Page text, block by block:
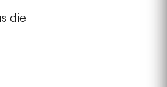
die